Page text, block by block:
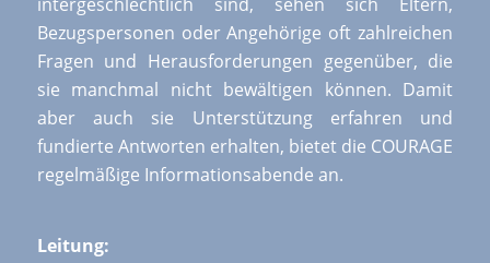
Bezugspersonen oder Angehörige oft zahlreichen
Fragen und Herausforderungen gegenüber, die
sie manchmal nicht bewältigen können. Damit
aber auch sie Unterstützung erfahren und
fundierte Antworten erhalten, bietet die COURAGE
regelmäßige Informationsabende an.
Leitung: